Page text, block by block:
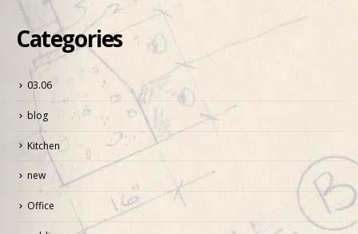
Categories
03.06
blog
Kitchen
new
Office